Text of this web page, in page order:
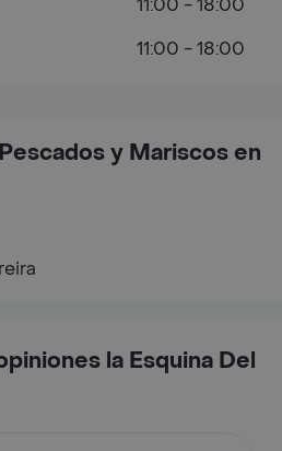
y Mariscos en
11:00 - 18:00
11:00 - 18:00
la Esquina Del